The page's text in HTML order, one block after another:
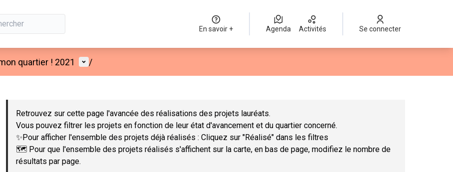
En savoir + Agenda Activités Se connecter
quartier ! 2021 Menu utilisateur
/
la carte
Retrouvez sur cette page l'avancée des réalisations des projets lauréats.
Vous pouvez filtrer les projets en fonction de leur état d'avancement et du quartier concerné.
✨Pour afficher l'ensemble des projets déjà réalisés : Cliquez sur "Réalisé" dans les filtres
🗺️ Pour que l'ensemble des projets réalisés s'affichent sur la carte, en bas de page, modifiez le nombre de
résultats par page.